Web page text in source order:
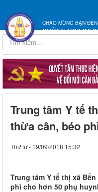
CHÀO MỪNG BẠN
PHÒNG GD&ĐT
Trung tâm Y tế
thừa cân, béo
Thứ tư - 19/09/2018 15:32
Trung tâm Y tế thị xã
phì cho hơn 50 phụ